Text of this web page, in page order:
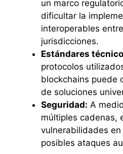
un marco
dificultar la
interoperables
jurisdicciones.
Estándares
protocolos
blockchains puede
de soluciones
Seguridad: A
múltiples cadenas,
vulnerabilidades
posibles ataques